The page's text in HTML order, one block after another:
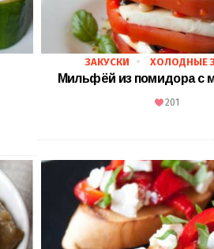
ЗАКУСКИ ХОЛОДНЫЕ
Мильфёй из помидора с
201